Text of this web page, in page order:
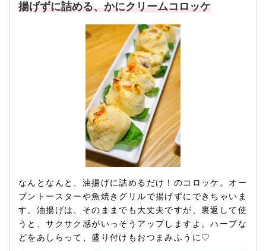
揚げずに詰める、かにクリームコロッケ
なんとなんと、油揚げに詰めるだけ！のコロッケ。オー
ブントースターや魚焼きグリルで揚げずにできちゃいま
す。油揚げは、そのままでも大丈夫ですが、裏返して使
うと、サクサク感がいっそうアップしますよ。ハーブな
どをあしらって、盛り付けもおつまみふうに♡